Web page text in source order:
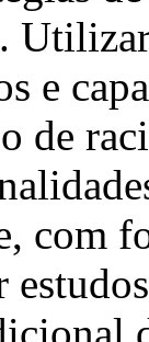
e
de
com